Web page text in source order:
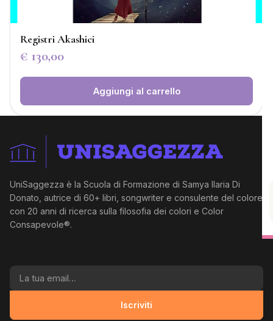
Registri Akashici
€ 130,00
Aggiungi al carrello
UniSaggezza è la Scuola di Formazione di Samya Ilaria Di
Donato, autrice di 60+ libri, songwriter e consulente del colore
con 20 anni di ricerca sulla filosofia dei colori e Color
Consapevole®.
La tua email
Iscriviti